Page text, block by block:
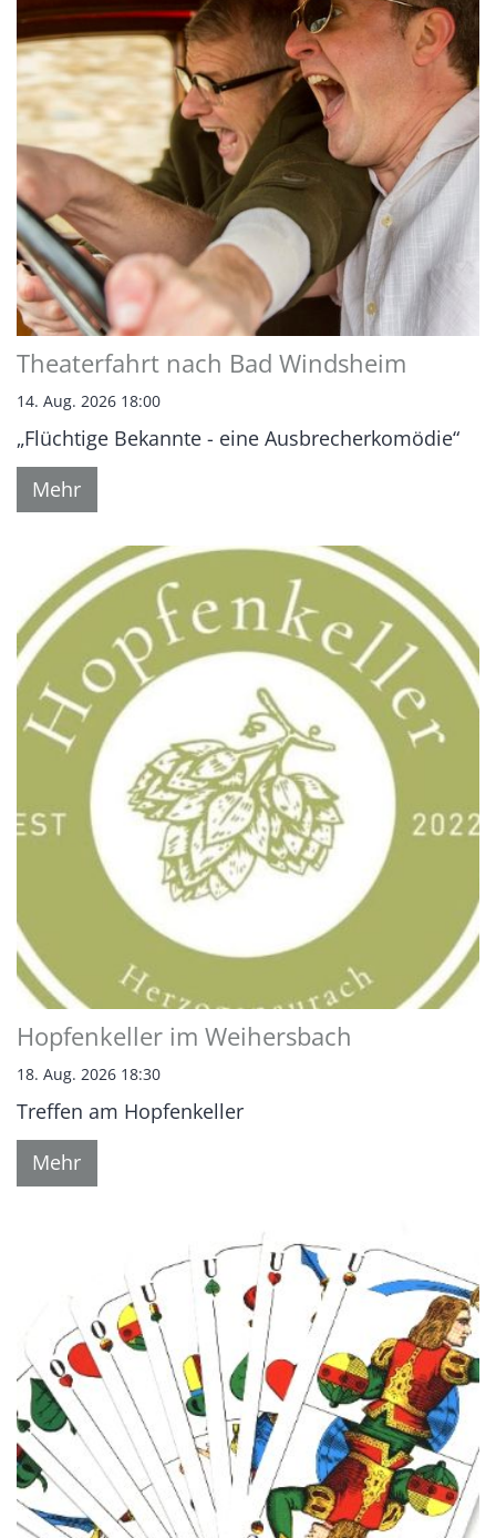
Theaterfahrt nach Bad Windsheim
14. Aug. 2026 18:00
„Flüchtige Bekannte - eine Ausbrecherkomödie“
Mehr
Hopfenkeller im Weihersbach
18. Aug. 2026 18:30
Treffen am Hopfenkeller
Mehr